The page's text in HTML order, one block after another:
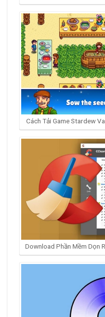
Cách Tải Game Stardew
Download Phần Mềm Dọn